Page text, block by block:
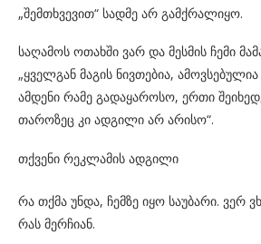
„შემთხვევით“ სადმე არ გამქრალიყო.
საღამოს ოთახში ვარ და მესმის ჩემი
„ყველგან მაგის ნივთებია,
ამდენი რამე გადაყაროსო, ერთი
თაროზეც კი ადგილი არ არისო“.
თქვენი რეკლამის ადგილი
რა თქმა უნდა, ჩემზე იყო საუბარი. ვერ
რას მერჩიან.